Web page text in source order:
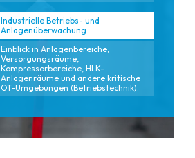
Industrielle Betriebs- und
Anlagenüberwachung
Einblick in Anlagenbereiche,
Versorgungsräume,
Kompressorbereiche, HLK-
Anlagenräume und andere kritische
OT-Umgebungen (Betriebstechnik).